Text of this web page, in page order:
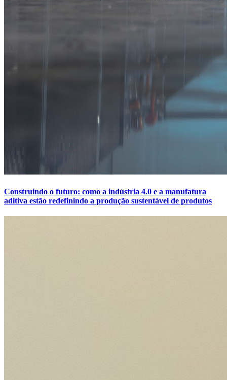
Construindo o futuro: como a indústria 4.0 e a manufatura
aditiva estão redefinindo a produção sustentável de produtos